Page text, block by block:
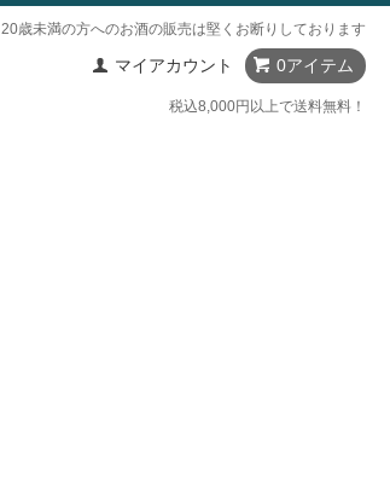
20歳未満の方へのお酒の販売は堅くお断りしております
マイアカウント 0アイテム
税込8,000円以上で送料無料！